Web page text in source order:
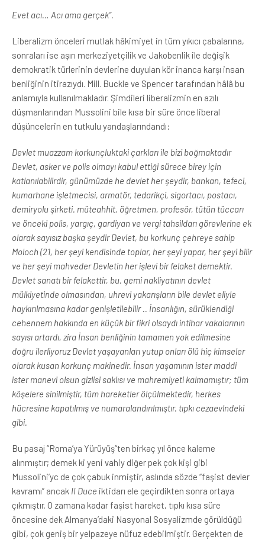
Evet acı… Acı ama gerçek”.
Liberalizm önceleri mutlak hâkimiyet in tüm yıkıcı çabalarına,
sonraları ise aşırı merkeziyetçilik ve Jakobenlik ile değişik
demokratik türlerinin devlerine duyulan kör inanca karşı insan
benliğinin itirazıydı. Mill. Buckle ve Spencer tarafından hâlâ bu
anlamıyla kullanılmakladır. Şimdileri liberalizmin en azılı
düşmanlarından Mussolini bile kısa bir süre önce liberal
düşüncelerin en tutkulu yandaşlarındandı:
Devlet muazzam korkunçluktaki çarkları ile bizi boğmaktadır
Devlet, asker ve polis olmayı kabul ettiği sürece birey için
katlanılabilirdir, günümüzde he devlet her şeydir, bankan, tefeci,
kumarhane işletmecisi, armatör, tedarikçi, sigortacı, postacı,
demiryolu şirketi. müteahhit, öğretmen, profesör, tütün tüccarı
ve önceki polis, yargıç, gardiyan ve vergi tahsildarı görevlerine ek
olarak sayısız başka şeydir Devlet, bu korkunç çehreye sahip
Moloch (21, her şeyi kendisinde toplar, her şeyi yapar, her şeyi bilir
ve her şeyi mahveder Devletin her işlevi bir felaket demektir.
Devlet sanatı bir felakettir, bu. gemi nakliyatının devlet
mülkiyetinde olmasından, uhrevi yakarışların bile devlet eliyle
haykırılmasına kadar genişletilebilir .. İnsanlığın, sürüklendiği
cehennem hakkında en küçük bir fikri olsaydı intihar vakalarının
sayısı artardı, zira İnsan benliğinin tamamen yok edilmesine
doğru ilerliyoruz Devlet yaşayanları yutup onları ölü hiç kimseler
olarak kusan korkunç makinedir. İnsan yaşamının ister maddi
ister manevi olsun gizlisi saklısı ve mahremiyeti kalmamıştır; tüm
köşelere sinilmiştir, tüm hareketler ölçülmektedir, herkes
hücresine kapatılmış ve numaralandırılmıştır. tıpkı cezaevlndeki
gibi.
Bu pasaj “Roma’ya Yürüyüş“ten birkaç yıl önce kaleme
alınmıştır; demek ki yeni vahiy diğer pek çok kişi gibi
Mussolini’yc de çok çabuk inmiştir, aslında sözde “faşist devler
kavramı” ancak II Duce iktidarı ele geçirdikten sonra ortaya
çıkmıştır. O zamana kadar faşist hareket, tıpkı kısa süre
öncesine dek Almanya’daki Nasyonal Sosyalizmde görüldüğü
gibi, çok geniş bir yelpazeye nüfuz edebilmiştir. Gerçekten de